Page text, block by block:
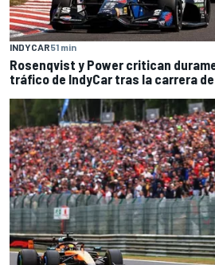
INDYCAR51 min
Rosenqvist y Power critican
tráfico de IndyCar tras la carrera